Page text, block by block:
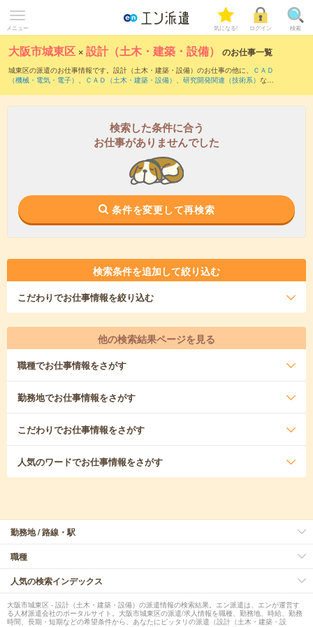
メニュー 気になる! ログイン 検索
大阪市城東区 ×設計（土木・建築・設備） のお仕事一覧
城東区の派遣のお仕事情報です。設計（土木・建築・設備）のお仕事の他に、
ＣＡＤ
（機械・電気・電子） 、 ＣＡＤ（土木・建築・設備） 、 研究開発関連（技術系） など
は？とは？
検索した条件に合う
お仕事がありませんでした
条件を変更して再検索
検索条件を追加して絞り込む
こだわりでお仕事情報を絞り込む
他の検索結果ページを見る
職種でお仕事情報をさがす
勤務地でお仕事情報をさがす
こだわりでお仕事情報をさがす
人気のワードでお仕事情報をさがす
勤務地 / 路線・駅
職種
人気の検索インデックス
大阪市城東区 - 設計（土木・建築・設備）の派遣情報の検索結果。エン派遣は、エンが運営す
る人材派遣会社のポータルサイト。大阪市城東区の派遣/求人情報を職種、勤務地、時給、勤務
時間、長期・短期などの希望条件から、あなたにピッタリの派遣（設計（土木・建築・設